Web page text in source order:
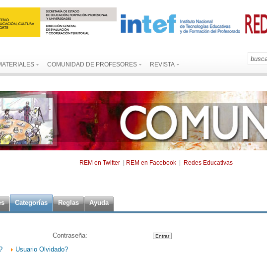
COMUNIDAD DE PROFESORES REVISTA
REM en Twitter| REM en Facebook| Redes Educativas
Categorías Reglas Ayuda
Contraseña:
Usuario Olvidado?